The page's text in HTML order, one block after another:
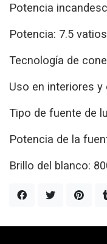
Potencia
Potencia: ‎7.5 vatios
Tecnología de
Uso en interiores
Tipo de fuente de
Potencia de la
Brillo del blanco: